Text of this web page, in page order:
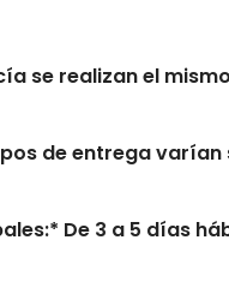
se realizan el
de entrega varían
De 3 a 5 días